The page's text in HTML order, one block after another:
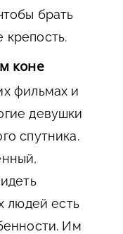
брать
коне
фильмах и
девушки
спутника.
людей есть
Им